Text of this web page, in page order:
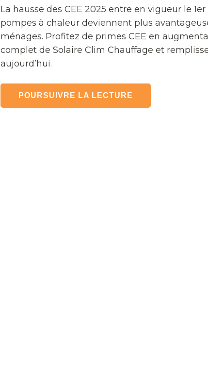
La hausse des CEE 2025 entre en vigueur le
pompes à chaleur deviennent plus
ménages. Profitez de primes CEE en
complet de Solaire Clim Chauffage et
aujourd’hui.
POURSUIVRE LA LECTURE